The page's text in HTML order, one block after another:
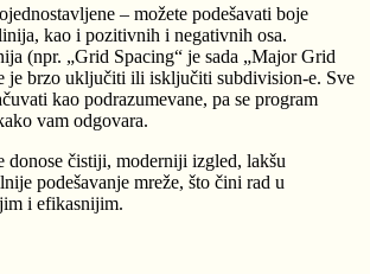
– možete podešavati boje
kao i pozitivnih i negativnih osa.
(npr. „Grid Spacing“ je sada „Major Grid
je brzo uključiti ili isključiti subdivision-e. Sve
kao podrazumevane, pa se program
vam odgovara.
donose čistiji, moderniji izgled, lakšu
podešavanje mreže, što čini rad u
i efikasnijim.